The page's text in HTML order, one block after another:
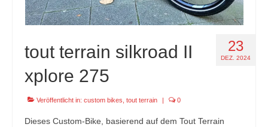
23
DEZ. 2024
tout terrain silkroad II
xplore 275
Veröffentlicht in: custom bikes tout terrain | 0
Dieses Custom-Bike, basierend auf dem Tout Terrain